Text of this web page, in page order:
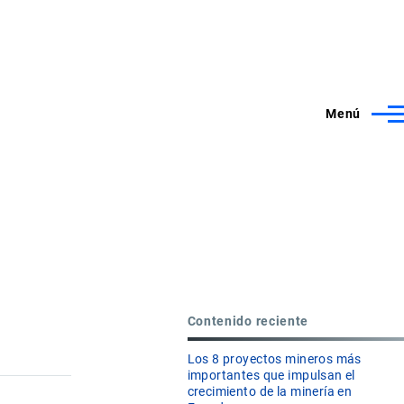
Menú
Contenido reciente
Los 8 proyectos mineros más
importantes que impulsan el
crecimiento de la minería en